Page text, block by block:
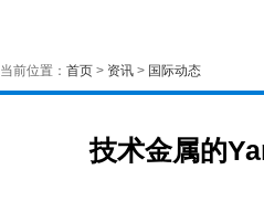
当前位置： 首页 > 资讯 > 国际动态
技术金属的